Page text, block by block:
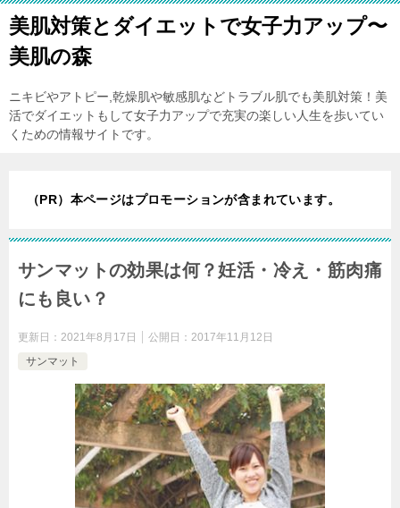
美肌対策とダイエットで女子力アップ〜
美肌の森
ニキビやアトピー,乾燥肌や敏感肌などトラブル肌でも美肌対策！美
活でダイエットもして女子力アップで充実の楽しい人生を歩いてい
くための情報サイトです。
（PR）本ページはプロモーションが含まれています。
サンマットの効果は何？妊活・冷え・筋肉痛
にも良い？
更新日： 2021年8月17日 公開日： 2017年11月12日
サンマット